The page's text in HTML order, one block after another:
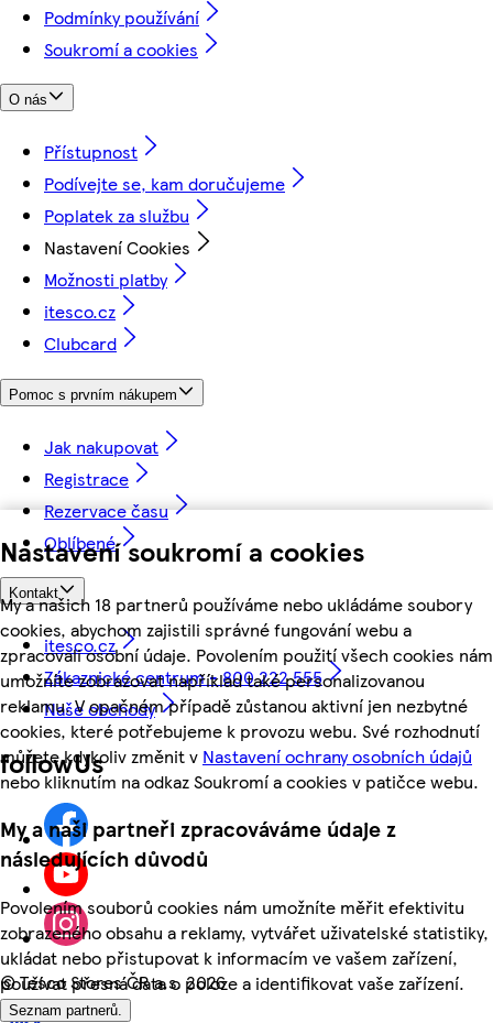
Nastavení soukromí a cookies
My a našich 18 partnerů používáme nebo ukládáme soubory
cookies, abychom zajistili správné fungování webu a
zpracovali osobní údaje. Povolením použití všech cookies nám
umožníte zobrazovat například také personalizovanou
reklamu. V opačném případě zůstanou aktivní jen nezbytné
cookies, které potřebujeme k provozu webu. Své rozhodnutí
můžete kdykoliv změnit v Nastavení ochrany osobních údajů
nebo kliknutím na odkaz Soukromí a cookies v patičce webu.
My a naši partneři zpracováváme údaje z
následujících důvodů
Povolením souborů cookies nám umožníte měřit efektivitu
zobrazeného obsahu a reklamy, vytvářet uživatelské statistiky,
ukládat nebo přistupovat k informacím ve vašem zařízení,
používat přesná data o poloze a identifikovat vaše zařízení.
Seznam partnerů.
Podmínky používání
Soukromí a cookies
O nás
Přístupnost
Podívejte se, kam doručujeme
Poplatek za službu
Nastavení Cookies
Možnosti platby
itesco.cz
Clubcard
Pomoc s prvním nákupem
Jak nakupovat
Registrace
Rezervace času
Oblíbené
Kontakt
itesco.cz
Zákaznické centrum - 800 222 555
Naše obchody
followUs
©Tesco Stores ČR a.s. 2026